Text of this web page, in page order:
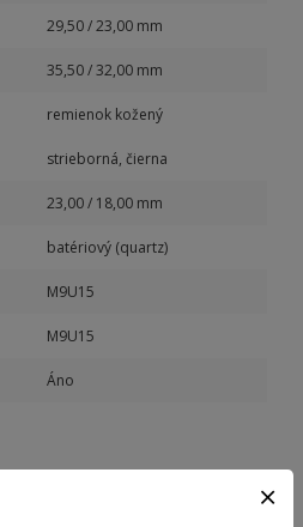
29,50 / 23,00 mm
35,50 / 32,00 mm
remienok kožený
strieborná, čierna
23,00 / 18,00 mm
batériový (quartz)
M9U15
M9U15
Áno